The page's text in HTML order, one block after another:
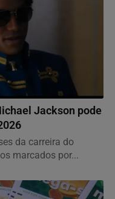
Jackson pode
da carreira do
marcados por...